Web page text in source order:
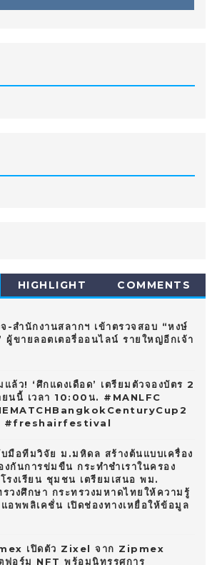
HIGHLIGHT COMMENTS
จ-สำนักงานสลากฯ เข้าตรวจสอบ “หงษ์
ผู้ขายลอตเตอรี่ออนไลน์ รายใหญ่อีกเจ้า
แล้ว! ‘ศึกแดงเดือด’ เตรียมตัวจองบัตร 2
ยนนี้ เวลา 10:00น. #MANLFC
#freshairfestival
มือทีมวิจัย ม.มหิดล สร้างต้นแบบเครื่อง
งกันการข่มขืน กระทำชำเราในครอง
รงเรียน ชุมชน เตรียมเสนอ พม.
รวงศึกษา กระทรวงมหาดไทยให้ความรู้
อพพลิเคชั่น เปิดช่องทางเหยื่อให้ข้อมูล
เปิดตัว Zixel จาก Zipmex
ฟอร์ม NFT พร้อมนิทรรศการ